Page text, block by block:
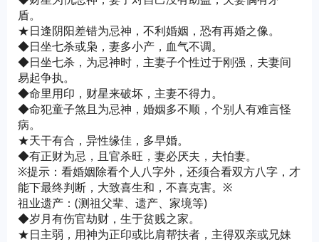
盾。
★日逢阴阳差错为忌神，不利婚姻，恐有再婚之像。
◆日坐七杀或枭，妻多小产，血气不调。
◆日坐七杀，为忌神时，主妻子个性过于刚强，夫妻间
易起争执。
◆命里用印，财星来破坏，主妻不得力。
◆命犯童子煞且为忌神，婚姻多不顺，个别人有难言怪
病。
★天干有合，异性缘佳，多早婚。
◆有正财为忌，且官杀旺，妻必厌夫，夫怕妻。
※提示：看婚姻除看个人八字外，还须合看双方八字，才
能下最终判断，大致喜生和，不喜克害。※
祖业遗产：(测祖父辈、遗产、家境等)
◆岁月有伤官劫财，生于贫贱之家。
★日主弱，用神为正印或比肩帮扶者，主得双亲或兄妹